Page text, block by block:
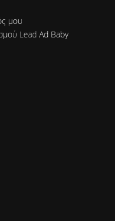
μου
Lead Ad Baby